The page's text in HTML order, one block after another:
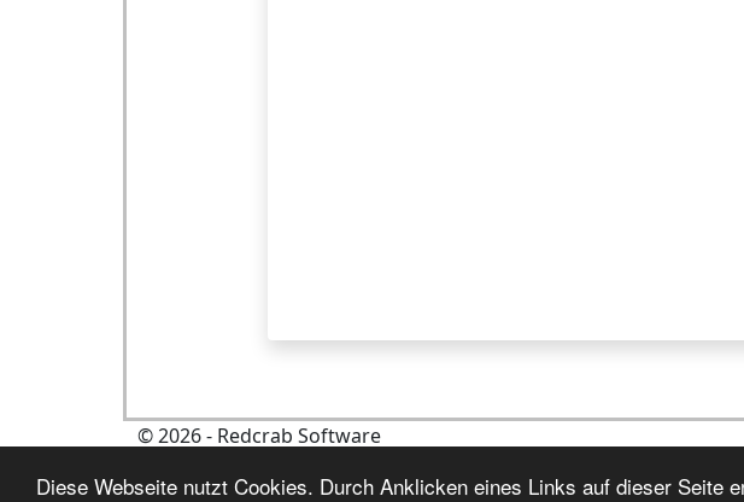
Diese Webseite nutzt Cookies. Durch Anklicken eines Links auf dieser Seite
©2026- Redcrab Software